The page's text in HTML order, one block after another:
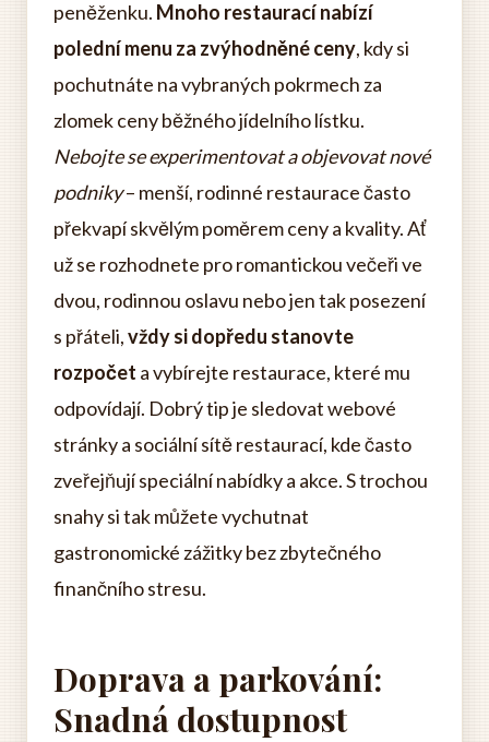
peněženku. Mnoho restaurací nabízí
polední menu za zvýhodněné ceny, kdy si
pochutnáte na vybraných pokrmech za
zlomek ceny běžného jídelního lístku.
Nebojte se experimentovat a objevovat nové
podniky– menší, rodinné restaurace často
překvapí skvělým poměrem ceny a kvality. Ať
už se rozhodnete pro romantickou večeři ve
dvou, rodinnou oslavu nebo jen tak posezení
s přáteli,vždy si dopředu stanovte
rozpočet a vybírejte restaurace, které mu
odpovídají. Dobrý tip je sledovat webové
stránky a sociální sítě restaurací, kde často
zveřejňují speciální nabídky a akce. S trochou
snahy si tak můžete vychutnat
gastronomické zážitky bez zbytečného
finančního stresu.
Doprava a parkování:
Snadná dostupnost